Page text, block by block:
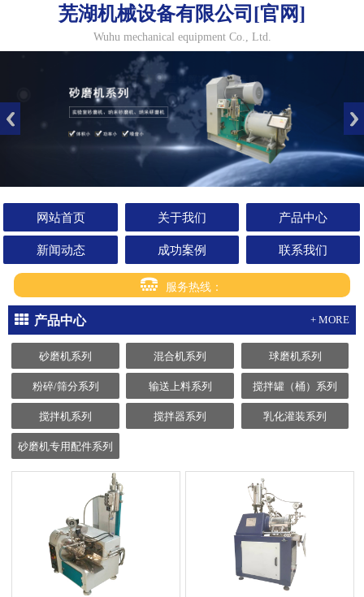
芜湖机械设备有限公司[官网]
Wuhu mechanical equipment Co., Ltd.
网站首页 关于我们 产品中心
新闻动态 成功案例 联系我们
服务热线：
产品中心 + MORE
砂磨机系列 混合机系列 球磨机系列
粉碎/筛分系列 输送上料系列 搅拌罐（桶）系列
搅拌机系列 搅拌器系列 乳化灌装系列
砂磨机专用配件系列